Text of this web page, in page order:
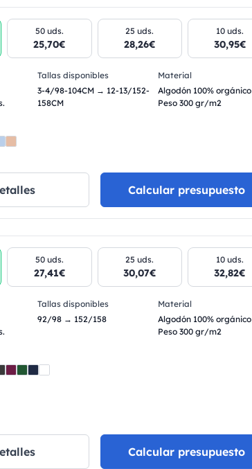
50 uds.
25,70€
25 uds.
28,26€
10 uds.
30,95€
Tallas disponibles
3-4/98-104CM → 12-13/152-
158CM
Material
Algodón 100% orgánico
Peso 300 gr/m2
Calcular presupuesto
50 uds.
27,41€
25 uds.
30,07€
10 uds.
32,82€
Tallas disponibles
92/98 → 152/158
Material
Algodón 100% orgánico
Peso 300 gr/m2
Calcular presupuesto